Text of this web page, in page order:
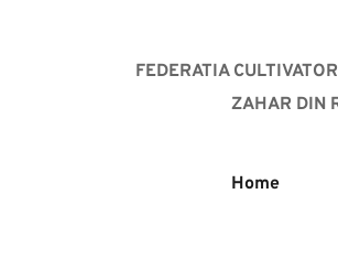
FEDERATIA
ZAHAR DIN
Home